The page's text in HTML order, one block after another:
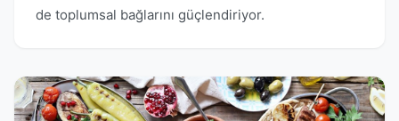
de toplumsal bağlarını güçlendiriyor.